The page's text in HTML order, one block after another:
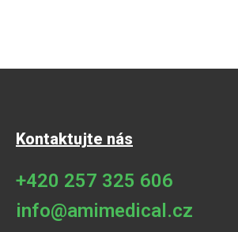
Kontaktujte nás
+420 257 325 606
info@amimedical.cz